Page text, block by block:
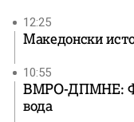
12:25
Македонски
10:55
ВМРО-ДПМНЕ:
вода